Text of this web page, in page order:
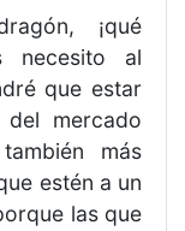
¡qué
necesito al
que estar
mercado
más
estén a un
las que